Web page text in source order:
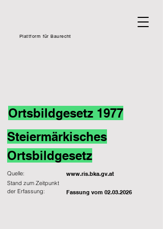
Plattform für Baurecht
Ortsbildgesetz 1977
Steiermärkisches
Ortsbildgesetz
Quelle: www.ris.bka.gv.at
Fassung vom 02.03.2026
Stand zum Zeitpunkt
der Erfassung: